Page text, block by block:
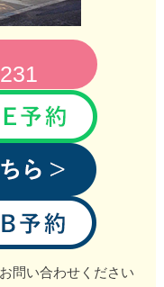
問い合わせください